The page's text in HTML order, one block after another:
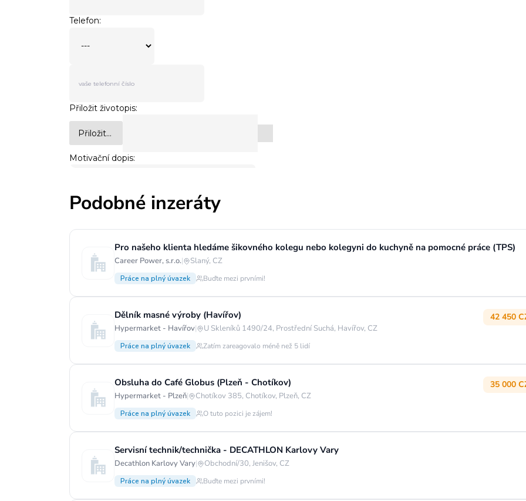
Podobné inzeráty
Pro našeho klienta hledáme šikovného kolegu nebo kolegyni do kuchyně na pomocné práce (TPS)
Career Power, s.r.o.| Slaný, CZ
Práce na plný úvazek Buďte mezi prvními!
Dělník masné výroby (Havířov)
Hypermarket - Havířov| U Skleníků 1490/24, Prostřední Suchá, Havířov, CZ
42 450
Práce na plný úvazek Zatím zareagovalo méně než 5 lidí
Obsluha do Café Globus (Plzeň - Chotíkov)
Hypermarket - Plzeň| Chotíkov 385, Chotíkov, Plzeň, CZ
35 000
Práce na plný úvazek O tuto pozici je zájem!
Servisní technik/technička - DECATHLON Karlovy Vary
Decathlon Karlovy Vary| Obchodní/30, Jenišov, CZ
Práce na plný úvazek Buďte mezi prvními!